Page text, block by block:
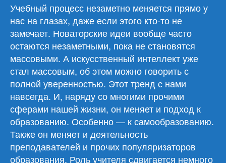
Учебный процесс незаметно меняется прямо у
нас на глазах, даже если этого кто-то не
замечает. Новаторские идеи вообще часто
остаются незаметными, пока не становятся
массовыми. А искусственный интеллект уже
стал массовым, об этом можно говорить с
полной уверенностью. Этот тренд с нами
навсегда. И, наряду со многими прочими
сферами нашей жизни, он меняет и подход к
образованию. Особенно — к самообразованию.
Также он меняет и деятельность
преподавателей и прочих популяризаторов
образования. Роль учителя сдвигается немного